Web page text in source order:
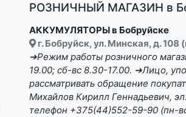
РОЗНИЧНЫЙ МАГАЗИН в
АККУМУЛЯТОРЫ в Бобруйске
г. Бобруйск, ул. Минская, д. 108
➔Режим работы розничного
19.00; сб-вс 8.30-17.00. ➔Лицо,
рассматривать обращение
Михайлов Кирилл Геннадьевич,
телефон +375(44)552-59-90 (пн-